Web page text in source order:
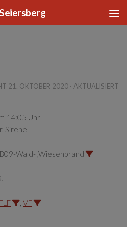
21. OKTOBER 2020 · AKTUALISIERT
14:05 Uhr
Sirene
Wald- ,Wiesenbrand
VF